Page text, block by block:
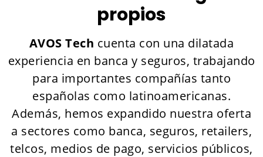
propios
AVOS Tech cuenta con una dilatada
experiencia en banca y seguros, trabajando
para importantes compañías tanto
españolas como latinoamericanas.
Además, hemos expandido nuestra oferta
a sectores como banca, seguros, retailers,
telcos, medios de pago, servicios públicos,